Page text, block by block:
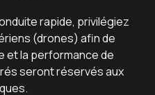
rapide, privilégiez
(drones) afin de
et la performance de
seront réservés aux